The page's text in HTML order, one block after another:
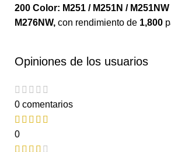
200 Color: M251 / M251N / M251NW
M276NW, con rendimiento de 1,800
Opiniones de los usuarios
0 comentarios
0